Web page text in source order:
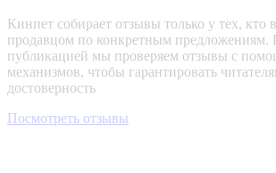
Кинпет собирает отзывы только у тех, кто
продавцом по конкретным предложениям.
публикацией мы проверяем отзывы с
механизмов, чтобы гарантировать
достоверность
Посмотреть отзывы